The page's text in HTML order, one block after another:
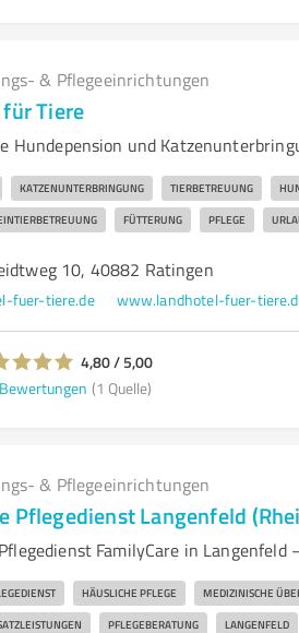
& Pflegeeinrichtungen
Tiere
Hundepension und
KATZENUNTERBRINGUNG TIERBETREUUNG
FÜTTERUNG PFLEGE
10, 40882 Ratingen
fuer-tiere.de www.landhotel-fuer-
4,80 / 5,00
Bewertungen (1 Quelle)
& Pflegeeinrichtungen
Pflegedienst Langenfeld
FamilyCare in Langenfeld
HÄUSLICHE PFLEGE MEDIZINISCHE
PFLEGEBERATUNG LANGENFELD